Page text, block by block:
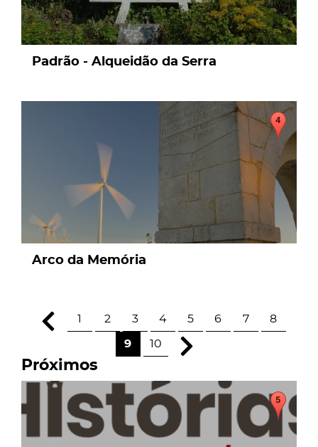
Padrão - Alqueidão da Serra
Arco da Memória
1 2 3 4 5 6 7 8
9 10
Próximos
page